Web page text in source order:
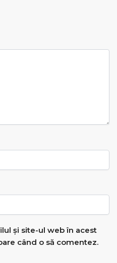
și site-ul web în acest
când o să comentez.